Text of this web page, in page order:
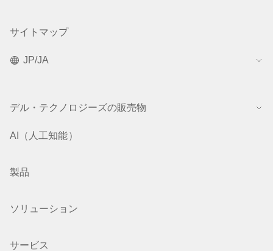
サイトマップ
JP/JA
デル・テクノロジーズの販売物
AI（人工知能）
製品
ソリューション
サービス